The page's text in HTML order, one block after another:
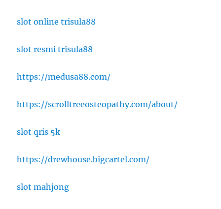
slot online trisula88
slot resmi trisula88
https://medusa88.com/
https://scrolltreeosteopathy.com/about/
slot qris 5k
https://drewhouse.bigcartel.com/
slot mahjong